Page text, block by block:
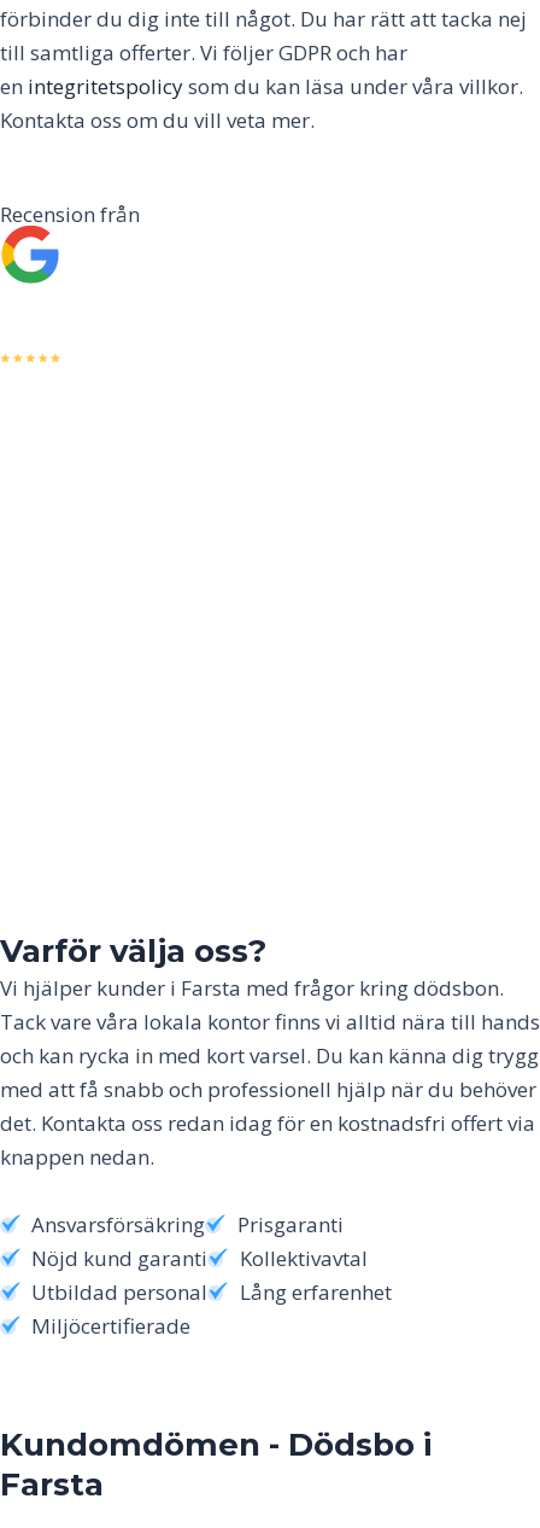
förbinder du dig inte till något. Du har rätt att tacka nej
till samtliga offerter. Vi följer GDPR och har
en integritetspolicysom du kan läsa under våra villkor.
Kontakta oss om du vill veta mer.
Recension från
Varför välja oss?
Vi hjälper kunder i Farsta med frågor kring dödsbon.
Tack vare våra lokala kontor finns vi alltid nära till hands
och kan rycka in med kort varsel. Du kan känna dig trygg
med att få snabb och professionell hjälp när du behöver
det. Kontakta oss redan idag för en kostnadsfri offert via
knappen nedan.
Ansvarsförsäkring
Prisgaranti
Nöjd kund garanti
Kollektivavtal
Utbildad personal
Lång erfarenhet
Miljöcertifierade
Kundomdömen - Dödsbo i
Farsta